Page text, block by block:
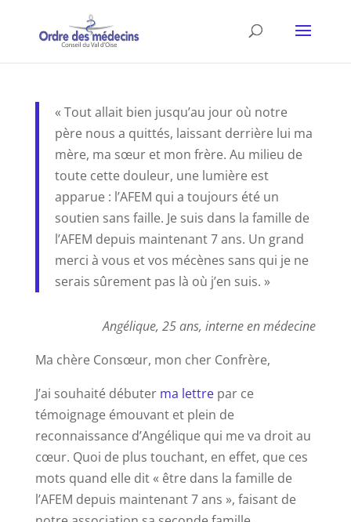
« Tout allait bien jusqu’au jour où notre
père nous a quittés, laissant derrière lui ma
mère, ma sœur et mon frère. Au milieu de
toute cette douleur, une lumière est
apparue : l’AFEM qui a toujours été un
soutien sans faille. Je suis dans la famille de
l’AFEM depuis maintenant 7 ans. Un grand
merci à vous et vos mécènes sans qui je ne
serais sûrement pas là où j’en suis. »
Angélique, 25 ans, interne en médecine
Ma chère Consœur, mon cher Confrère,
J’ai souhaité débuter ma lettrepar ce
témoignage émouvant et plein de
reconnaissance d’Angélique qui me va droit au
cœur. Quoi de plus touchant, en effet, que ces
mots quand elle dit « être dans la famille de
l’AFEM depuis maintenant 7 ans », faisant de